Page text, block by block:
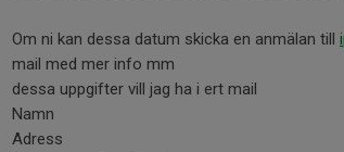
Om ni kan dessa datum skicka en anmälan till
mail med mer info mm
dessa uppgifter vill jag ha i ert mail
Namn
Adress